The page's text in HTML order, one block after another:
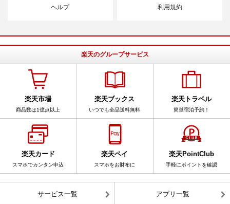
ヘルプ 利用規約
楽天のグループサービス
楽天市場
商品数は1億点以上
楽天ブックス
いつでも全品送料無料
楽天トラベル
簡単宿泊予約！
楽天カード
スマホでカンタン申込
楽天ペイ
スマホをお財布に
楽天PointClub
手軽にポイントを確認
サービス一覧 アプリ一覧